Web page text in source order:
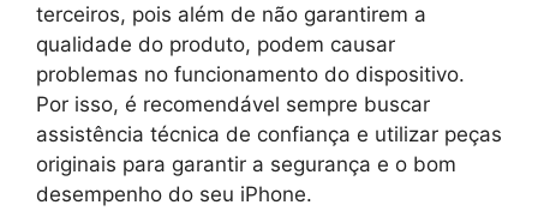
terceiros, pois além de não garantirem a
qualidade do produto, podem causar
problemas no funcionamento do dispositivo.
Por isso, é recomendável sempre buscar
assistência técnica de confiança e utilizar peças
originais para garantir a segurança e o bom
desempenho do seu iPhone.